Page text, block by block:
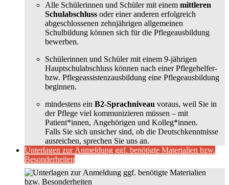
Alle Schülerinnen und Schüler mit einem mittleren
Schulabschluss oder einer anderen erfolgreich
abgeschlossenen zehnjährigen allgemeinen
Schulbildung können sich für die Pflegeausbildung
bewerben.
Schülerinnen und Schüler mit einem 9-jährigen
Hauptschulabschluss können nach einer Pflegehelfer-
bzw. Pflegeassistenzausbildung eine Pflegeausbildung
beginnen.
mindestens ein B2-Sprachniveau voraus, weil Sie in
der Pflege viel kommunizieren müssen – mit
Patient*innen, Angehörigen und Kolleg*innen.
Falls Sie sich unsicher sind, ob die Deutschkenntnisse
ausreichen, sprechen Sie uns an.
Unterlagen zur Anmeldung ggf. benötigte Materialien bzw.
Besonderheiten